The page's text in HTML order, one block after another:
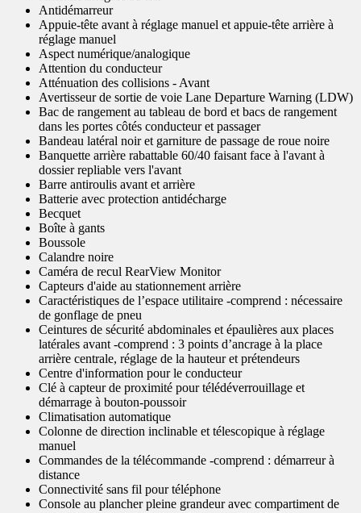
Antidémarreur
Appuie-tête avant à réglage manuel et appuie-tête arrière à
réglage manuel
Aspect numérique/analogique
Attention du conducteur
Atténuation des collisions - Avant
Avertisseur de sortie de voie Lane Departure Warning (LDW)
Bac de rangement au tableau de bord et bacs de rangement
dans les portes côtés conducteur et passager
Bandeau latéral noir et garniture de passage de roue noire
Banquette arrière rabattable 60/40 faisant face à l'avant à
dossier repliable vers l'avant
Barre antiroulis avant et arrière
Batterie avec protection antidécharge
Becquet
Boîte à gants
Boussole
Calandre noire
Caméra de recul RearView Monitor
Capteurs d'aide au stationnement arrière
Caractéristiques de l’espace utilitaire -comprend : nécessaire
de gonflage de pneu
Ceintures de sécurité abdominales et épaulières aux places
latérales avant -comprend : 3 points d’ancrage à la place
arrière centrale, réglage de la hauteur et prétendeurs
Centre d'information pour le conducteur
Clé à capteur de proximité pour télédéverrouillage et
démarrage à bouton-poussoir
Climatisation automatique
Colonne de direction inclinable et télescopique à réglage
manuel
Commandes de la télécommande -comprend : démarreur à
distance
Connectivité sans fil pour téléphone
Console au plancher pleine grandeur avec compartiment de